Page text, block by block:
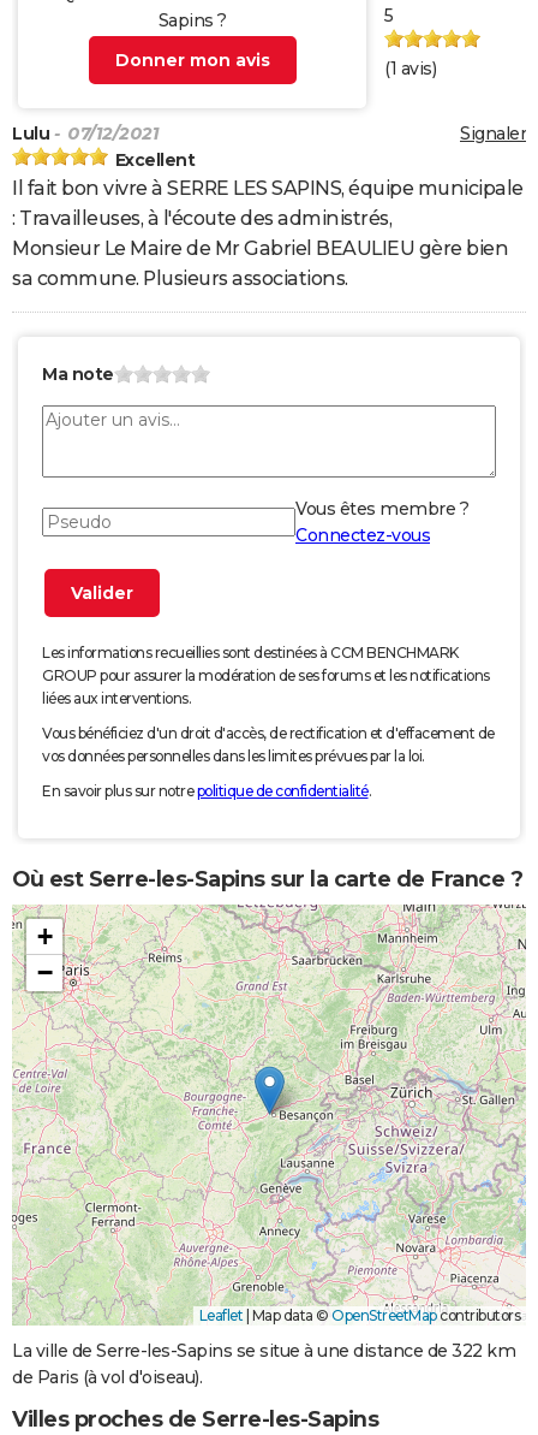
Sapins ?
Donner mon avis
5
(1 avis)
Signaler
Lulu - 07/12/2021
Excellent
Il fait bon vivre à SERRE LES SAPINS, équipe municipale
: Travailleuses, à l'écoute des administrés,
Monsieur Le Maire de Mr Gabriel BEAULIEU gère bien
sa commune. Plusieurs associations.
Ma note
Vous êtes membre ?
Connectez-vous
Les informations recueillies sont destinées à CCM BENCHMARK
GROUP pour assurer la modération de ses forums et les notifications
liées aux interventions.
Vous bénéficiez d'un droit d'accès, de rectification et d'effacement de
vos données personnelles dans les limites prévues par la loi.
En savoir plus sur notrepolitique de confidentialité.
Où est Serre-les-Sapins sur la carte de France ?
+
−
Leaflet Map data © OpenStreetMapcontributors
La ville de Serre-les-Sapins se situe à une distance de 322 km
de Paris (à vol d'oiseau).
Villes proches de Serre-les-Sapins